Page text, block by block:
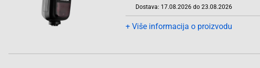
Dostava: 17.08.2026 do 23.08.2026
+ Više informacija o proizvodu